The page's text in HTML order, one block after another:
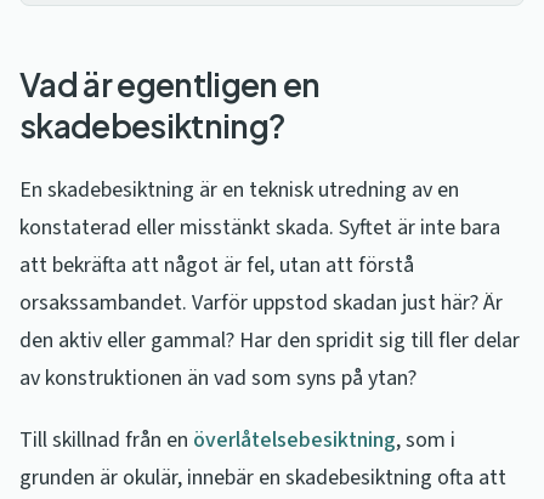
Vad är egentligen en
skadebesiktning?
En skadebesiktning är en teknisk utredning av en
konstaterad eller misstänkt skada. Syftet är inte bara
att bekräfta att något är fel, utan att förstå
orsakssambandet. Varför uppstod skadan just här? Är
den aktiv eller gammal? Har den spridit sig till fler delar
av konstruktionen än vad som syns på ytan?
Till skillnad från en överlåtelsebesiktning, som i
grunden är okulär, innebär en skadebesiktning ofta att